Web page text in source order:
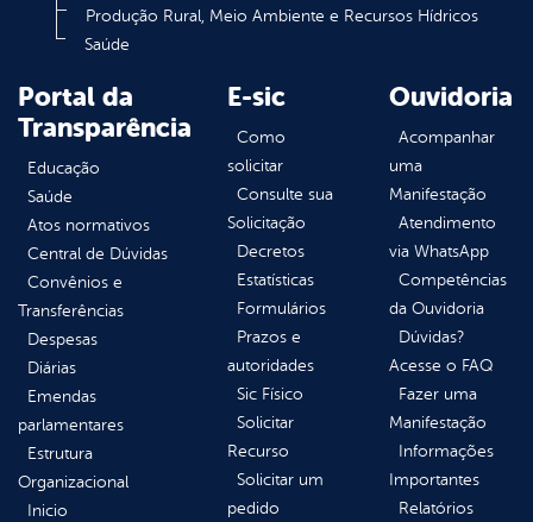
Produção Rural, Meio Ambiente e Recursos Hídricos
Saúde
Portal da
Transparência
Educação
Saúde
Atos normativos
Central de Dúvidas
Convênios e
Transferências
Despesas
Diárias
Emendas
parlamentares
Estrutura
Organizacional
Inicio
E-sic
Como
solicitar
Consulte sua
Solicitação
Decretos
Estatísticas
Formulários
Prazos e
autoridades
Sic Físico
Solicitar
Recurso
Solicitar um
pedido
Ouvidoria
Acompanhar
uma
Manifestação
Atendimento
via WhatsApp
Competências
da Ouvidoria
Dúvidas?
Acesse o FAQ
Fazer uma
Manifestação
Informações
Importantes
Relatórios